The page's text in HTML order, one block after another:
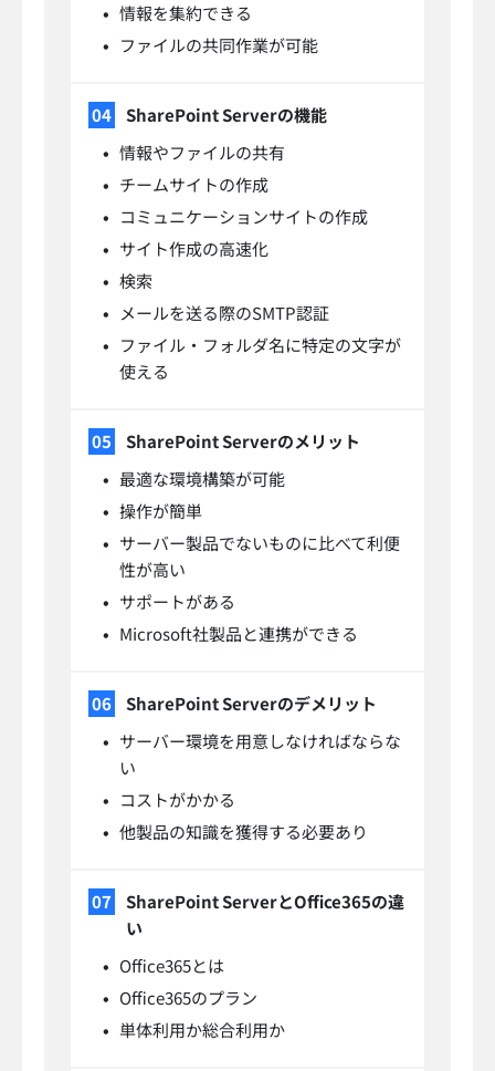
情報を集約できる
ファイルの共同作業が可能
SharePoint Serverの機能
情報やファイルの共有
チームサイトの作成
コミュニケーションサイトの作成
サイト作成の高速化
検索
メールを送る際のSMTP認証
ファイル・フォルダ名に特定の文字が
使える
SharePoint Serverのメリット
最適な環境構築が可能
操作が簡単
サーバー製品でないものに比べて利便
性が高い
サポートがある
Microsoft社製品と連携ができる
SharePoint Serverのデメリット
サーバー環境を用意しなければならな
い
コストがかかる
他製品の知識を獲得する必要あり
SharePoint ServerとOffice365の違
い
Office365とは
Office365のプラン
単体利用か総合利用か